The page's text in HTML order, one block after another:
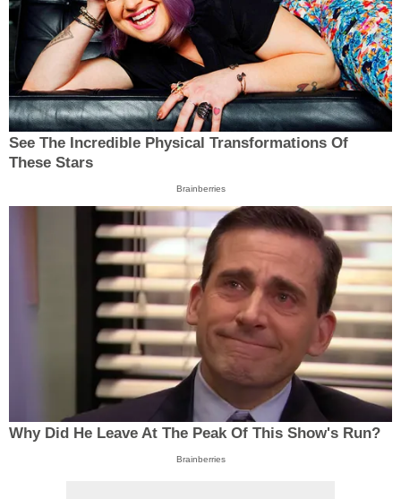
See The Incredible Physical Transformations Of
These Stars
Brainberries
Why Did He Leave At The Peak Of This Show's Run?
Brainberries